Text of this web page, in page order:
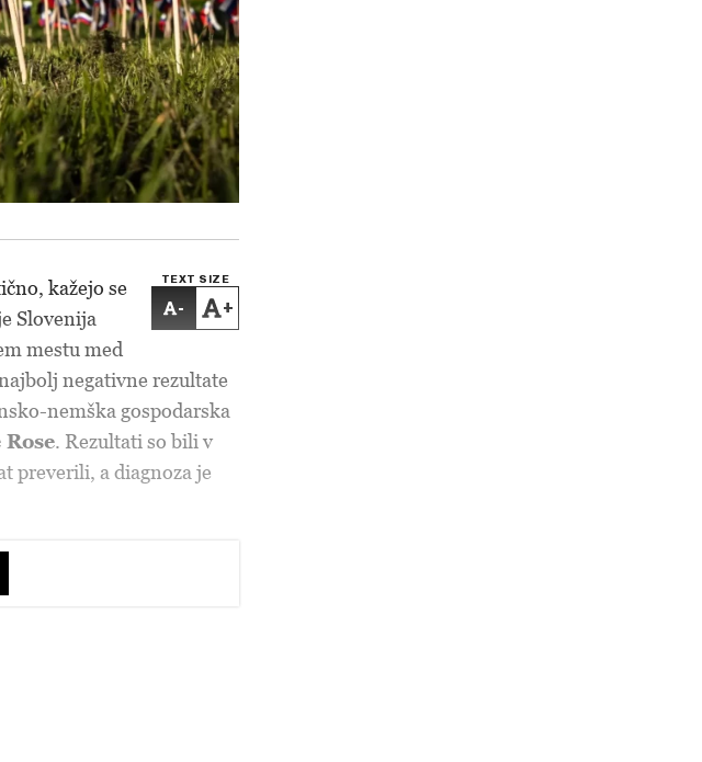
TEXT SIZE
- +
kažejo se
Slovenija
mestu med
negativne rezultate
nemška gospodarska
. Rezultati so bili v
preverili, a diagnoza je